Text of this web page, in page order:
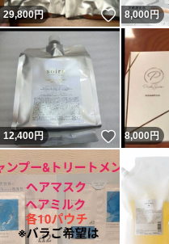
29,800円 いいね！
8,000円
12,400円 いいね！
8,000円